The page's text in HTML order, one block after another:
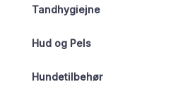
Tandhygiejne
Hud og Pels
Hundetilbehør